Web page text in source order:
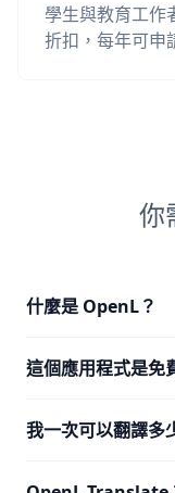
學生與教育工作
折扣，每年可申
你
什麼是 OpenL？
這個應用程式是免
我一次可以翻譯多